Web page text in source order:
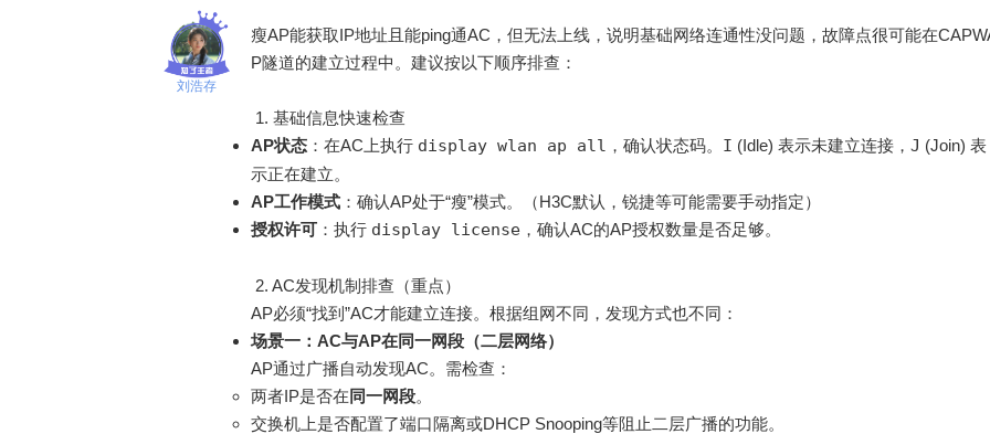
刘浩存
瘦AP能获取IP地址且能ping通AC，但无法上线，说明基础网络连通性没问题，故障点很可能在
P隧道的建立过程中。建议按以下顺序排查：
1. 基础信息快速检查
AP状态 ：在AC上执行 display wlan ap all ，确认状态码。 I (Idle) 表示未建立连接， J (Join) 表
示正在建立。
AP工作模式 ：确认AP处于“瘦”模式。（H3C默认，锐捷等可能需要手动指定）
授权许可 ：执行 display license ，确认AC的AP授权数量是否足够。
2. AC发现机制排查（重点）
AP必须“找到”AC才能建立连接。根据组网不同，发现方式也不同：
场景一：AC与AP在同一网段（二层网络）
AP通过广播自动发现AC。需检查：
两者IP是否在 同一网段。
交换机上是否配置了端口隔离或DHCP Snooping等阻止二层广播的功能。